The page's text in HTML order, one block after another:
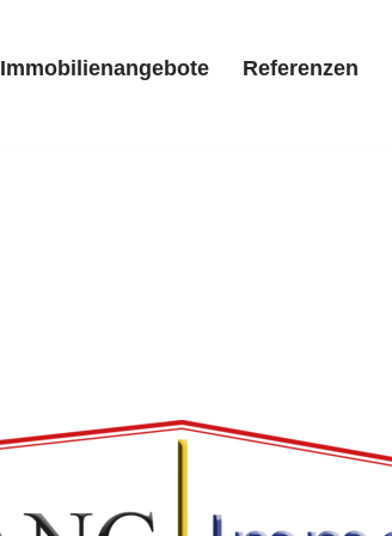
Immobilienangebote Referenzen